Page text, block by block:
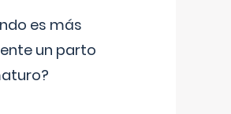
es más
un parto